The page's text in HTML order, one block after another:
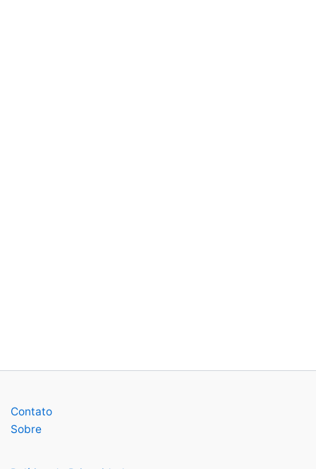
Contato
Sobre